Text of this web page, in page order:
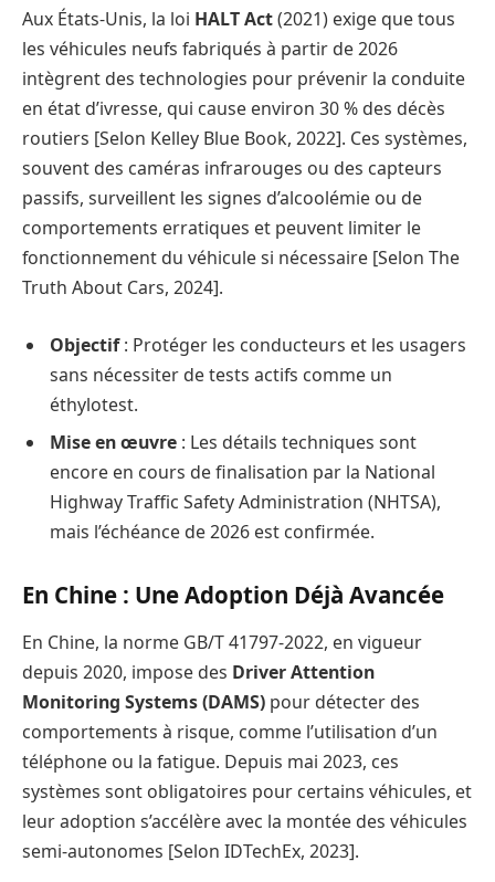
Aux États-Unis, la loi HALT Act(2021) exige que tous
les véhicules neufs fabriqués à partir de 2026
intègrent des technologies pour prévenir la conduite
en état d’ivresse, qui cause environ 30 % des décès
routiers [Selon Kelley Blue Book, 2022]. Ces systèmes,
souvent des caméras infrarouges ou des capteurs
passifs, surveillent les signes d’alcoolémie ou de
comportements erratiques et peuvent limiter le
fonctionnement du véhicule si nécessaire [Selon The
Truth About Cars, 2024].
Objectif: Protéger les conducteurs et les usagers
sans nécessiter de tests actifs comme un
éthylotest.
Mise en œuvre : Les détails techniques sont
encore en cours de finalisation par la National
Highway Traffic Safety Administration (NHTSA),
mais l’échéance de 2026 est confirmée.
En Chine : Une Adoption Déjà Avancée
En Chine, la norme GB/T 41797-2022, en vigueur
depuis 2020, impose des Driver Attention
Monitoring Systems (DAMS) pour détecter des
comportements à risque, comme l’utilisation d’un
téléphone ou la fatigue. Depuis mai 2023, ces
systèmes sont obligatoires pour certains véhicules, et
leur adoption s’accélère avec la montée des véhicules
semi-autonomes [Selon IDTechEx, 2023].